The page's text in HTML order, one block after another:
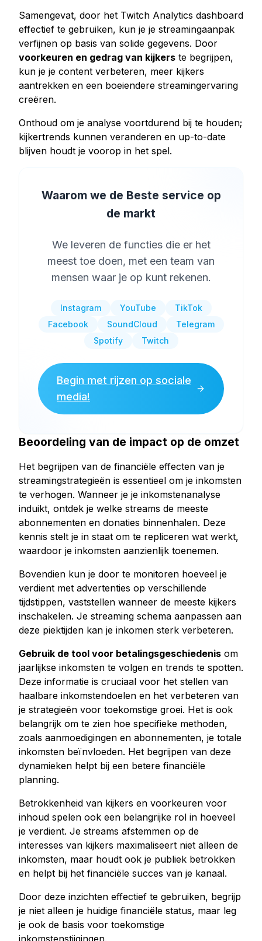
Samengevat, door het Twitch Analytics dashboard
effectief te gebruiken, kun je je streamingaanpak
verfijnen op basis van solide gegevens. Door
voorkeuren en gedrag van kijkers te begrijpen,
kun je je content verbeteren, meer kijkers
aantrekken en een boeiendere streamingervaring
creëren.
Onthoud om je analyse voortdurend bij te houden;
kijkertrends kunnen veranderen en up-to-date
blijven houdt je voorop in het spel.
Waarom we de Beste service op
de markt
We leveren de functies die er het
meest toe doen, met een team van
mensen waar je op kunt rekenen.
Instagram YouTube
TikTok
Facebook
SoundCloud
Telegram
Spotify
Twitch
Begin met rijzen op sociale
media!
Beoordeling van de impact op de omzet
Het begrijpen van de financiële effecten van je
streamingstrategieën is essentieel om je inkomsten
te verhogen. Wanneer je je inkomstenanalyse
induikt, ontdek je welke streams de meeste
abonnementen en donaties binnenhalen. Deze
kennis stelt je in staat om te repliceren wat werkt,
waardoor je inkomsten aanzienlijk toenemen.
Bovendien kun je door te monitoren hoeveel je
verdient met advertenties op verschillende
tijdstippen, vaststellen wanneer de meeste kijkers
inschakelen. Je streaming schema aanpassen aan
deze piektijden kan je inkomen sterk verbeteren.
Gebruik de tool voor betalingsgeschiedenis om
jaarlijkse inkomsten te volgen en trends te spotten.
Deze informatie is cruciaal voor het stellen van
haalbare inkomstendoelen en het verbeteren van
je strategieën voor toekomstige groei. Het is ook
belangrijk om te zien hoe specifieke methoden,
zoals aanmoedigingen en abonnementen, je totale
inkomsten beïnvloeden. Het begrijpen van deze
dynamieken helpt bij een betere financiële
planning.
Betrokkenheid van kijkers en voorkeuren voor
inhoud spelen ook een belangrijke rol in hoeveel
je verdient. Je streams afstemmen op de
interesses van kijkers maximaliseert niet alleen de
inkomsten, maar houdt ook je publiek betrokken
en helpt bij het financiële succes van je kanaal.
Door deze inzichten effectief te gebruiken, begrijp
je niet alleen je huidige financiële status, maar leg
je ook de basis voor toekomstige
inkomstenstijgingen.